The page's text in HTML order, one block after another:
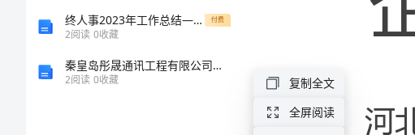
终人事2023年工作总结——铸就精品服务，提升办事效率 付费
2阅读 0收藏
秦皇岛彤晟通讯工程有限公司介绍企业发展分析报告
2阅读 0收藏
复制全文
全屏阅读